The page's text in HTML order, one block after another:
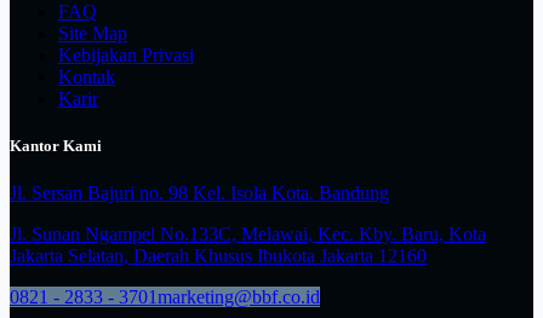
FAQ
Site Map
Kebijakan Privasi
Kontak
Karir
Kantor Kami
Jl. Sersan Bajuri no. 98 Kel. Isola Kota. Bandung
Jl. Sunan Ngampel No.133C, Melawai, Kec. Kby. Baru, Kota
Jakarta Selatan, Daerah Khusus Ibukota Jakarta 12160
0821 - 2833 - 3701marketing@bbf.co.id